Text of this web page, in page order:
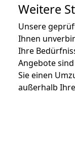
Weitere
Unsere
Ihnen
Ihre
Angebote
Sie einen
außerhalb